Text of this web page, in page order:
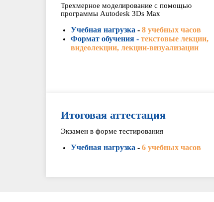
Трехмерное моделирование с помощью
программы Autodesk 3Ds Max
Учебная нагрузка - 8 учебных часов
Формат обучения - текстовые лекции,
видеолекции, лекции-визуализации
Итоговая аттестация
Экзамен в форме тестирования
Учебная нагрузка - 6 учебных часов